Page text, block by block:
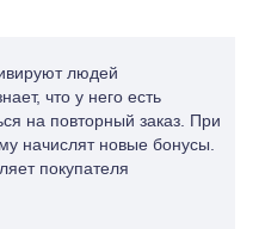
людей
что у него есть
на повторный заказ. При
начислят новые бонусы.
покупателя